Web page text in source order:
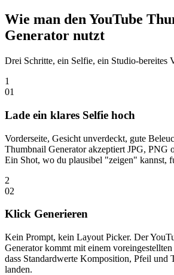
Wie man den YouTube
Generator nutzt
Drei Schritte, ein Selfie, ein Studio-bereites
1
01
Lade ein klares Selfie hoch
Vorderseite, Gesicht unverdeckt, gute
Thumbnail Generator akzeptiert JPG, PNG
Ein Shot, wo du plausibel "zeigen" kannst,
2
02
Klick Generieren
Kein Prompt, kein Layout Picker. Der
Generator kommt mit einem
dass Standardwerte Komposition, Pfeil und
landen.